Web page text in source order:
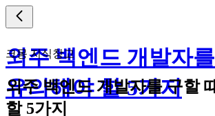
외주 백엔드 개발자
유의해야 할 5가지
크몽 지식창고
외주 백엔드 개발자를 구할
할 5가지